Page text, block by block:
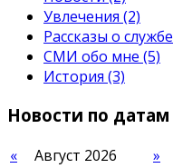
Увлечения (2)
Рассказы о службе
СМИ обо мне (5)
История (3)
Новости по датам
« Август 2026
»